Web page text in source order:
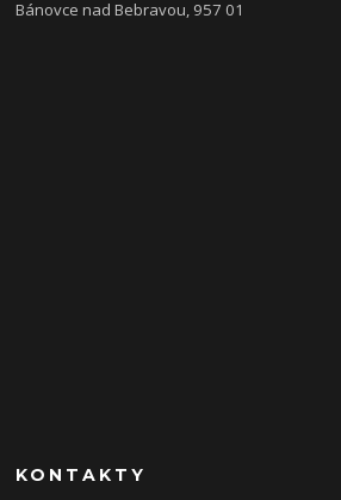
Bánovce nad Bebravou, 957 01
KONTAKTY